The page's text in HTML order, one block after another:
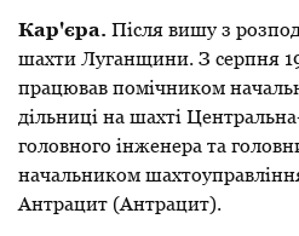
Кар'єра. Після вишу з
шахти Луганщини. З серпня
працював помічником
дільниці на шахті
головного інженера та
начальником
Антрацит (Антрацит).